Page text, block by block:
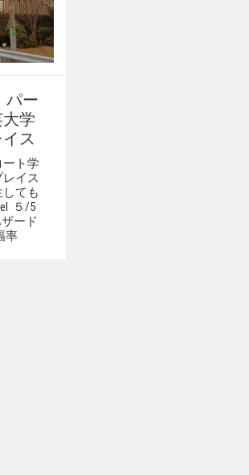
パー
学
ス
ト学
イス
ても
５/5
ード
率